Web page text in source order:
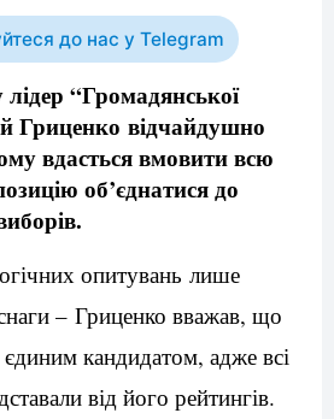
до нас у Telegram
“Громадянської
Гриценко відчайдушно
вдасться вмовити всю
об’єднатися до
опитувань лише
– Гриценко вважав, що
єдиним кандидатом, адже всі
від його рейтингів.